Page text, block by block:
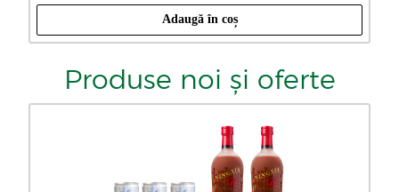
Adaugă în coș
Produse noi și oferte